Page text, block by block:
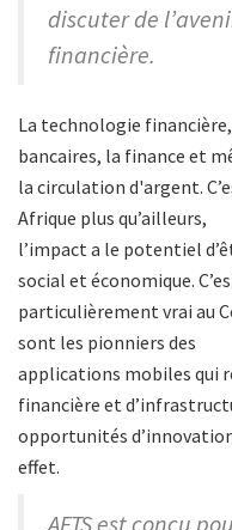
discuter de
financière.
La technologie
bancaires, la finance et
la circulation d'argent.
Afrique plus qu’ailleurs,
l’impact a le potentiel
social et économique.
particulièrement vrai au
sont les pionniers des
applications mobiles qui
financière et
opportunités
effet.
AFTS est conçu